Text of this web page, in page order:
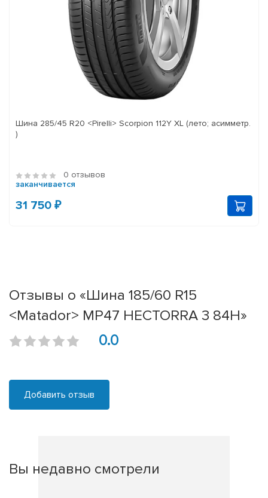
Шина 285/45 R20 <Pirelli> Scorpion 112Y XL (лето; асимметр.
)
0 отзывов
заканчивается
31 750 ₽
Отзывы о «Шина 185/60 R15
<Matador> MP47 HECTORRA 3 84H»
0.0
Добавить отзыв
Вы недавно смотрели